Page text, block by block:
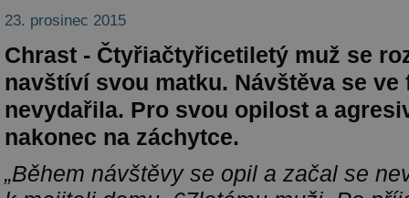
23. prosinec 2015
Chrast - Čtyřiačtyřicetiletý muž se
navštíví svou matku. Návštěva se ve
nevydařila. Pro svou opilost a
nakonec na záchytce.
„Během návštěvy se opil a začal se